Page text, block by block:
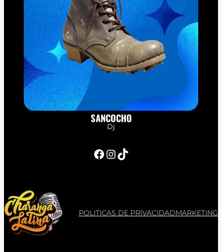
SANCOCHO
Dj
Facebook InstagramTikTok
POLITICAS DE PRIVACIDADMARKETING